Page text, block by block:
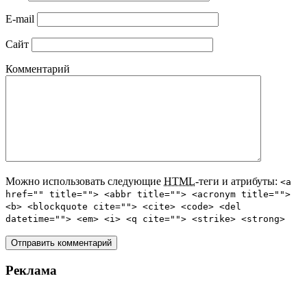
E-mail
Сайт
Комментарий
Можно использовать следующие HTML-теги и атрибуты: <a
href="" title=""> <abbr title=""> <acronym title="">
<b> <blockquote cite=""> <cite> <code> <del
datetime=""> <em> <i> <q cite=""> <strike> <strong>
Реклама